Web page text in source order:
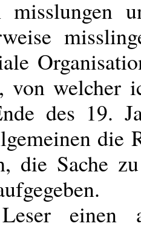
welcher
des 19.
die
die Sache
einen